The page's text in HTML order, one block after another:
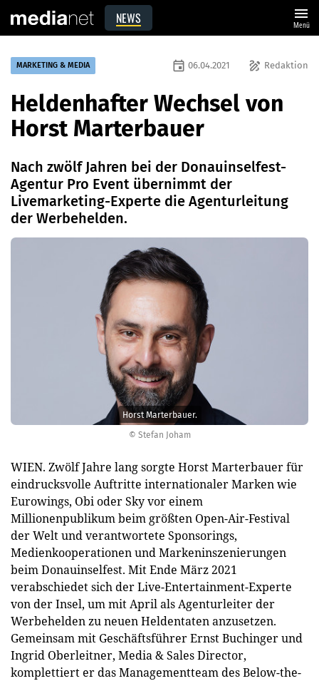
NEWS menu
Menü
© Stefan Joham
Horst Marterbauer.
MARKETING & MEDIA draw Redaktion
event 06.04.2021
Heldenhafter Wechsel von
Horst Marterbauer
Nach zwölf Jahren bei der Donauinselfest-
Agentur Pro Event übernimmt der
Livemarketing-Experte die Agenturleitung
der Werbehelden.
WIEN. Zwölf Jahre lang sorgte Horst Marterbauer für
eindrucksvolle Auftritte internationaler Marken wie
Eurowings, Obi oder Sky vor einem
Millionenpublikum beim größten Open-Air-Festival
der Welt und verantwortete Sponsorings,
Medienkooperationen und Markeninszenierungen
beim Donauinselfest. Mit Ende März 2021
verabschiedet sich der Live-Entertainment-Experte
von der Insel, um mit April als Agenturleiter der
Werbehelden zu neuen Heldentaten anzusetzen.
Gemeinsam mit Geschäftsführer Ernst Buchinger und
Ingrid Oberleitner, Media & Sales Director,
komplettiert er das Managementteam des Below-the-